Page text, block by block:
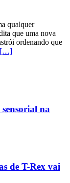
qualquer
que uma nova
ordenando que
[…]
na
de T-Rex vai